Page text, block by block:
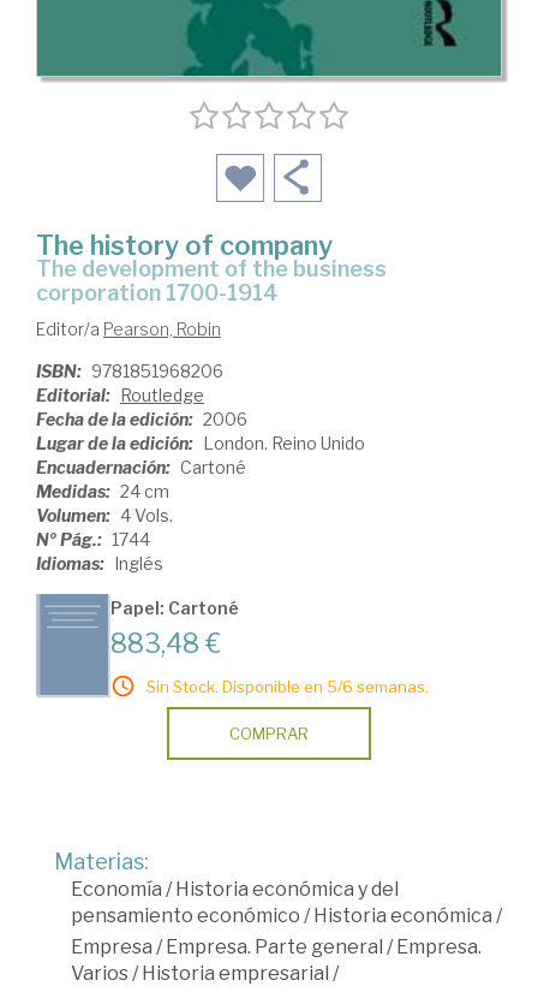
The history of company
the development of the business
corporation 1700-1914
Editor/a Pearson, Robin
ISBN: 9781851968206
Editorial: Routledge
Fecha de la edición: 2006
Lugar de la edición: London. Reino Unido
Encuadernación: Cartoné
Medidas: 24 cm
Volumen: 4 Vols.
Nº Pág.: 1744
Idiomas: Inglés
Papel: Cartoné
883,48 €
Sin Stock. Disponible en 5/6 semanas.
COMPRAR
Materias:
Economía / Historia económica y del
pensamiento económico / Historia económica /
Empresa / Empresa. Parte general / Empresa.
Varios/ Historia empresarial /